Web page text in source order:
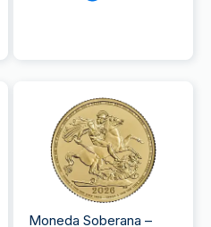
Moneda Soberana –